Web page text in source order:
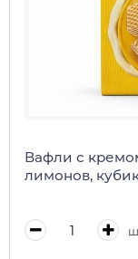
Вафли с
лимонов,